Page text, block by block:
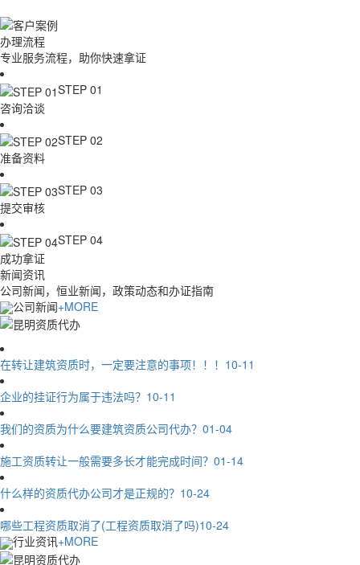
办理流程
专业服务流程，助你快速拿证
STEP 01
咨询洽谈
STEP 02
准备资料
STEP 03
提交审核
STEP 04
成功拿证
新闻资讯
公司新闻，恒业新闻，政策动态和办证指南
公司新闻+MORE
在转让建筑资质时，一定要注意的事项！！！ 10-11
企业的挂证行为属于违法吗？ 10-11
我们的资质为什么要建筑资质公司代办？ 01-04
施工资质转让一般需要多长才能完成时间？ 01-14
什么样的资质代办公司才是正规的？ 10-24
哪些工程资质取消了(工程资质取消了吗)10-24
行业资讯+MORE